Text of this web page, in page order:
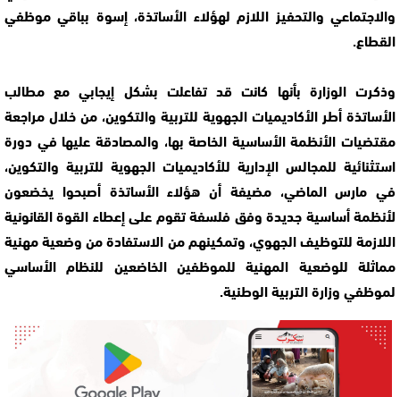
والاجتماعي والتحفيز اللازم لهؤلاء الأساتذة، إسوة بباقي موظفي
القطاع.
وذكرت الوزارة بأنها كانت قد تفاعلت بشكل إيجابي مع مطالب
الأساتذة أطر الأكاديميات الجهوية للتربية والتكوين، من خلال مراجعة
مقتضيات الأنظمة الأساسية الخاصة بها، والمصادقة عليها في دورة
استثنائية للمجالس الإدارية للأكاديميات الجهوية للتربية والتكوين،
في مارس الماضي، مضيفة أن هؤلاء الأساتذة أصبحوا يخضعون
لأنظمة أساسية جديدة وفق فلسفة تقوم على إعطاء القوة القانونية
اللازمة للتوظيف الجهوي، وتمكينهم من الاستفادة من وضعية مهنية
مماثلة للوضعية المهنية للموظفين الخاضعين للنظام الأساسي
لموظفي وزارة التربية الوطنية.